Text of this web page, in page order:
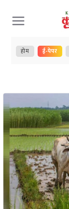
Skip
to
content
होम ई-पेपर